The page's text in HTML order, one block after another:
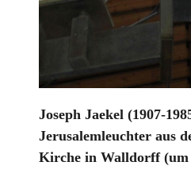
Joseph Jaekel (1907-
Jerusalemleuchter aus
Kirche in Walldorff (um